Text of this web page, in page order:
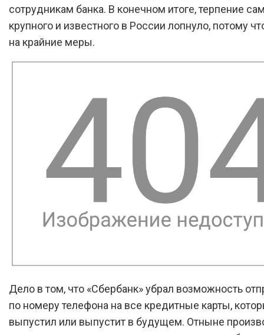
сотрудникам банка. В конечном итоге, терпение
крупного и известного в России лопнуло, потому
на крайние меры.
Дело в том, что «Сбербанк» убрал возможность
по номеру телефона на все кредитные карты,
выпустил или выпустит в будущем. Отныне